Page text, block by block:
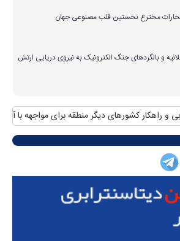
مخترع نخستین قلب مصنوعی جهان
و بالگردهای جنگ الکترونیک به نیروی دریایی ارتش
راهکار کشورهای دیگر منطقه برای مواجهه با آن